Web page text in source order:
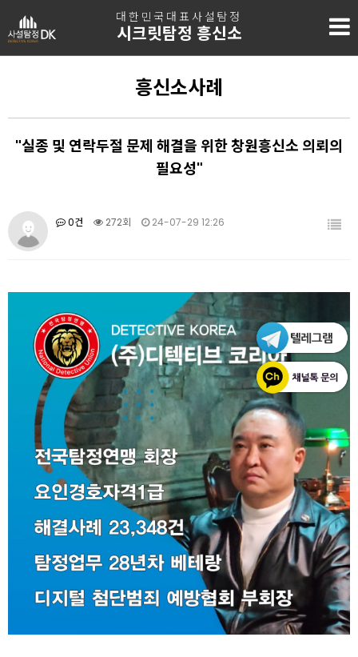
대한민국대표사설탐정
시크릿탐정 흥신소
흥신소사례
"실종 및 연락두절 문제 해결을 위한 창원흥신소 의뢰의
필요성"
0건 272회 24-07-29 12:26